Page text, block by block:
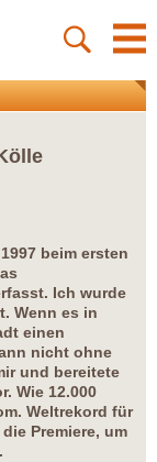
beim ersten
Ich wurde
Wenn es in
einen
nicht ohne
und bereitete
Wie 12.000
Weltrekord für
Premiere, um